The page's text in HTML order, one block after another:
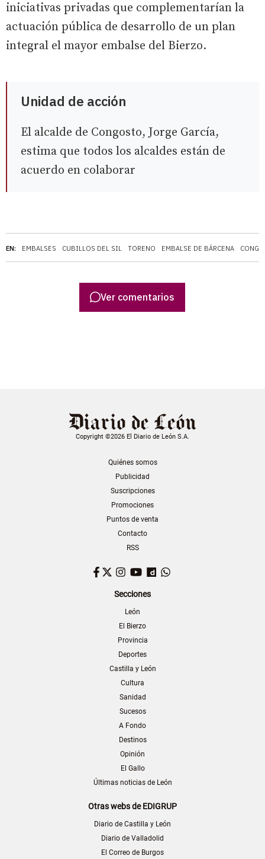
EN: EMBALSES CUBILLOS DEL SIL TORENO EMBALSE DE BÁRCENA
iniciativas privadas que complementarían la
actuación pública de desarrollo de un plan
integral el mayor embalse del Bierzo.
Unidad de acción
El alcalde de Congosto, Jorge García,
estima que todos los alcaldes están de
acuerdo en colaborar
Ver comentarios
Copyright ©2026 El Diario de León S.A.
Quiénes somos
Publicidad
Suscripciones
Promociones
Puntos de venta
Contacto
RSS
Facebook
TwitterInstagram
YouTubeDailymotion
Secciones
León
El Bierzo
Provincia
Deportes
Castilla y León
Cultura
Sanidad
Sucesos
A Fondo
Destinos
Opinión
El Gallo
Últimas noticias de León
Otras webs de EDIGRUP
Diario de Castilla y León
Diario de Valladolid
El Correo de Burgos